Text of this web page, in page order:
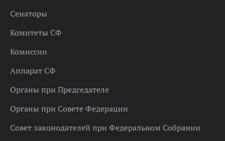
Сенаторы
Комитеты СФ
Комиссии
Аппарат СФ
Органы при Председателе
Органы при Совете Федерации
Совет законодателей при Федеральном Собрании